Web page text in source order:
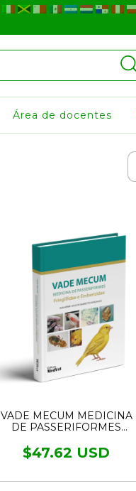
Área de docentes
VADE MECUM MEDICINA
DE PASSERIFORMES
EMBERIZIDAE
$47.62 USD